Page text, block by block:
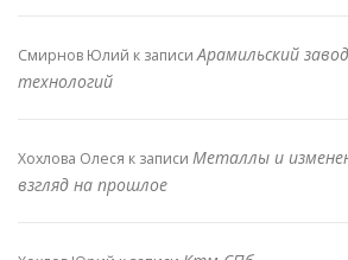
Смирнов Юлий к записиАрамильский
технологий
Хохлова Олеся к записи Металлы и
взгляд на прошлое